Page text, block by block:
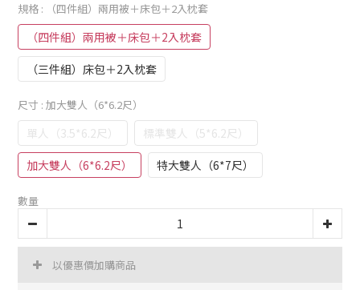
規格 : （四件組）兩用被＋床包＋2入枕套
（四件組）兩用被＋床包＋2入枕套
（三件組）床包＋2入枕套
尺寸 : 加大雙人（6*6.2尺）
單人（3.5*6.2尺）
標準雙人（5*6.2尺）
加大雙人（6*6.2尺）
特大雙人（6*7尺）
數量
以優惠價加購商品